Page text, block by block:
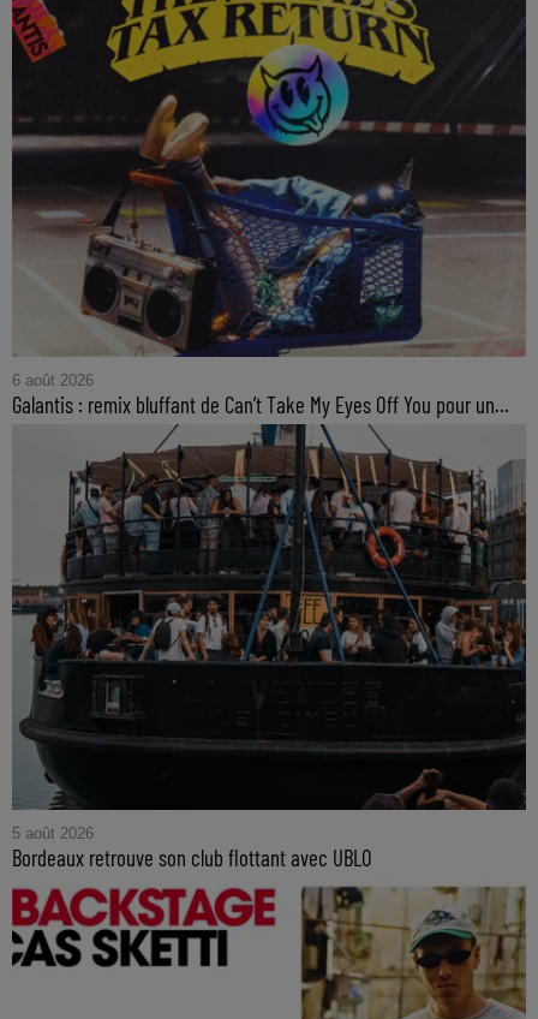
6 août 2026
Galantis : remix bluffant de Can’t Take My Eyes Off You pour un...
5 août 2026
Bordeaux retrouve son club flottant avec UBLO